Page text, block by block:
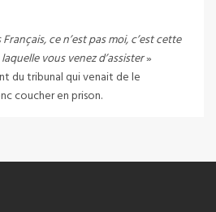
ce n’est pas moi, c’est cette
vous venez d’assister»
du tribunal qui venait de le
coucher en prison.